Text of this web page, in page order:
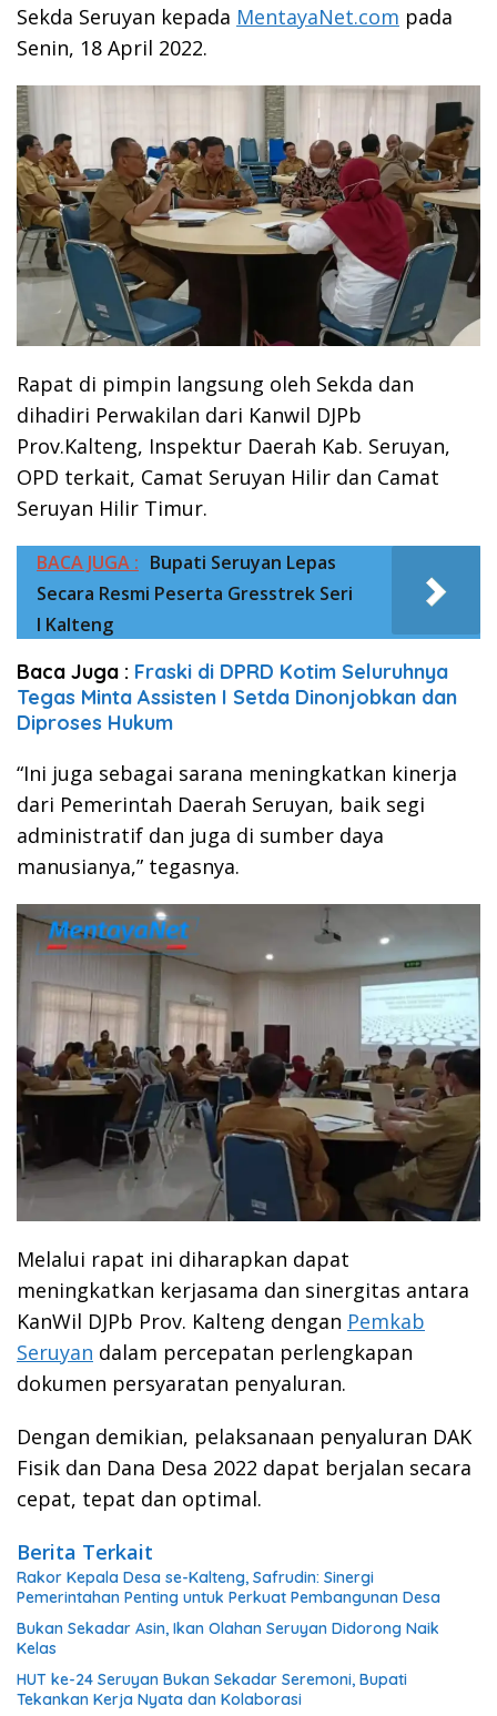
Sekda Seruyan kepada MentayaNet.com pada
Senin, 18 April 2022.
Rapat di pimpin langsung oleh Sekda dan
dihadiri Perwakilan dari Kanwil DJPb
Prov.Kalteng, Inspektur Daerah Kab. Seruyan,
OPD terkait, Camat Seruyan Hilir dan Camat
Seruyan Hilir Timur.
BACA JUGA : Bupati Seruyan Lepas
Secara Resmi Peserta Gresstrek Seri
I Kalteng
Baca Juga : Fraski di DPRD Kotim Seluruhnya
Tegas Minta Assisten I Setda Dinonjobkan dan
Diproses Hukum
“Ini juga sebagai sarana meningkatkan kinerja
dari Pemerintah Daerah Seruyan, baik segi
administratif dan juga di sumber daya
manusianya,” tegasnya.
Melalui rapat ini diharapkan dapat
meningkatkan kerjasama dan sinergitas antara
KanWil DJPb Prov. Kalteng dengan Pemkab
Seruyan dalam percepatan perlengkapan
dokumen persyaratan penyaluran.
Dengan demikian, pelaksanaan penyaluran DAK
Fisik dan Dana Desa 2022 dapat berjalan secara
cepat, tepat dan optimal.
Berita Terkait
Rakor Kepala Desa se-Kalteng, Safrudin: Sinergi
Pemerintahan Penting untuk Perkuat Pembangunan Desa
Bukan Sekadar Asin, Ikan Olahan Seruyan Didorong Naik
Kelas
HUT ke-24 Seruyan Bukan Sekadar Seremoni, Bupati
Tekankan Kerja Nyata dan Kolaborasi